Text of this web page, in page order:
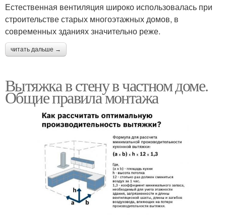
Естественная вентиляция широко использовалась при
строительстве старых многоэтажных домов, в
современных зданиях значительно реже.
читать дальше →
Вытяжка в стену в частном доме.
Общие правила монтажа